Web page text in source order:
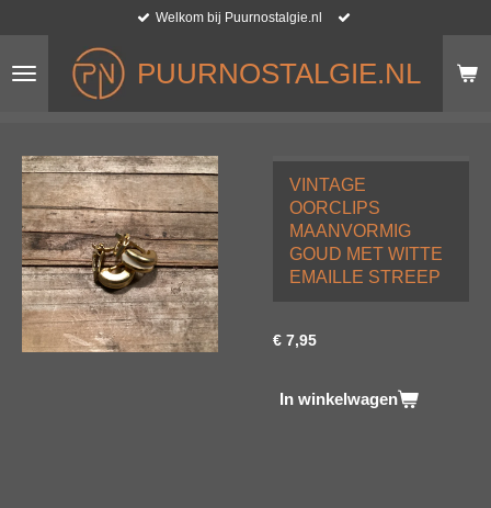
naar
hoofdinhoud
PUURNOSTALGIE.NL
Welkom bij Puurnostalgie.nl
VINTAGE
OORCLIPS
MAANVORMIG
GOUD MET WITTE
EMAILLE STREEP
€ 7,95
In winkelwagen